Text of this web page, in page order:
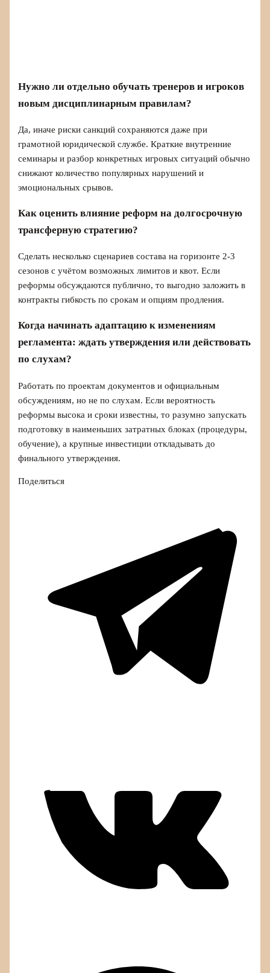
Нужно ли отдельно обучать тренеров и игроков
новым дисциплинарным правилам?
Да, иначе риски санкций сохраняются даже при
грамотной юридической службе. Краткие внутренние
семинары и разбор конкретных игровых ситуаций обычно
снижают количество популярных нарушений и
эмоциональных срывов.
Как оценить влияние реформ на долгосрочную
трансферную стратегию?
Сделать несколько сценариев состава на горизонте 2-3
сезонов с учётом возможных лимитов и квот. Если
реформы обсуждаются публично, то выгодно заложить в
контракты гибкость по срокам и опциям продления.
Когда начинать адаптацию к изменениям
регламента: ждать утверждения или действовать
по слухам?
Работать по проектам документов и официальным
обсуждениям, но не по слухам. Если вероятность
реформы высока и сроки известны, то разумно запускать
подготовку в наименьших затратных блоках (процедуры,
обучение), а крупные инвестиции откладывать до
финального утверждения.
Поделиться